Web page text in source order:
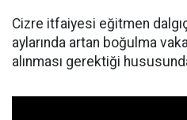
Cizre itfaiyesi eğitmen
aylarında artan boğulma
alınması gerektiği